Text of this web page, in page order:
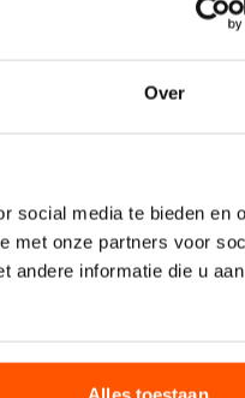
Over
social media te bieden en
met onze partners voor
andere informatie die u
Gebruik
Offerte